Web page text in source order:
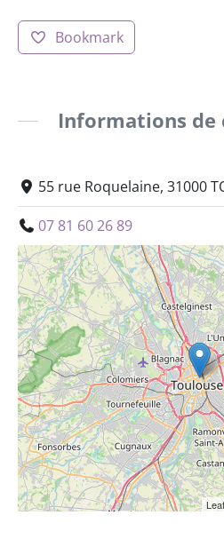
Bookmark
Informations de
55 rue Roquelaine, 31000
07 81 60 26 89